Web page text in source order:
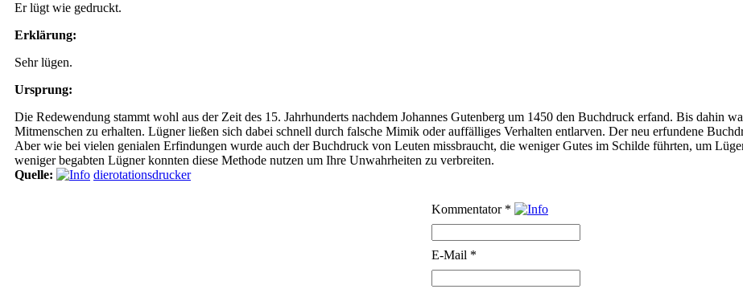
Er lügt wie gedruckt.
Erklärung:
Sehr lügen.
Ursprung:
Die Redewendung stammt wohl aus der Zeit des 15. Jahrhunderts nachdem Johannes Gutenberg um 1450 den Buchdruck erfand. Bis dahin
Mitmenschen zu erhalten. Lügner ließen sich dabei schnell durch falsche Mimik oder auffälliges Verhalten entlarven. Der neu erfundene
Aber wie bei vielen genialen Erfindungen wurde auch der Buchdruck von Leuten missbraucht, die weniger Gutes im Schilde führten, um
weniger begabten Lügner konnten diese Methode nutzen um Ihre Unwahrheiten zu verbreiten.
Quelle:
dierotationsdrucker
Kommentator *
E-Mail *